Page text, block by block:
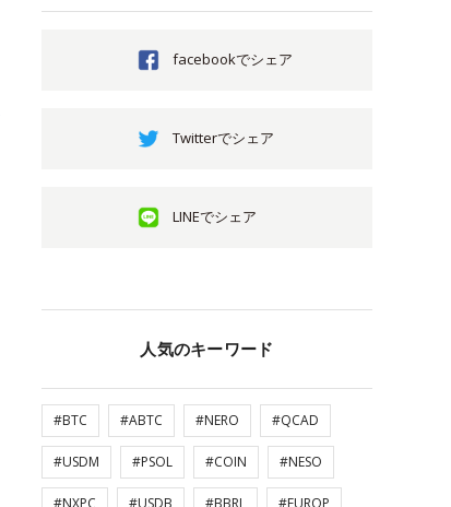
facebookでシェア
Twitterでシェア
LINEでシェア
人気のキーワード
#BTC #ABTC #NERO #QCAD
#USDM #PSOL #COIN #NESO
#NXPC #USDB #BBRL #EUROP